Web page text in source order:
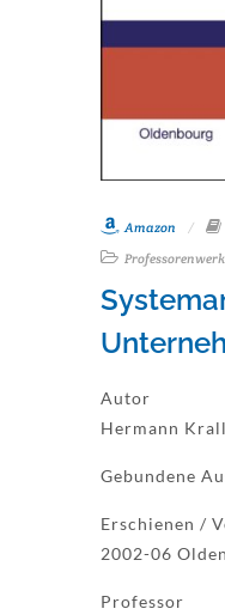
Amazon
Professorenwerk
Autor
Hermann
Gebundene
Erschienen /
2002-06
Professor